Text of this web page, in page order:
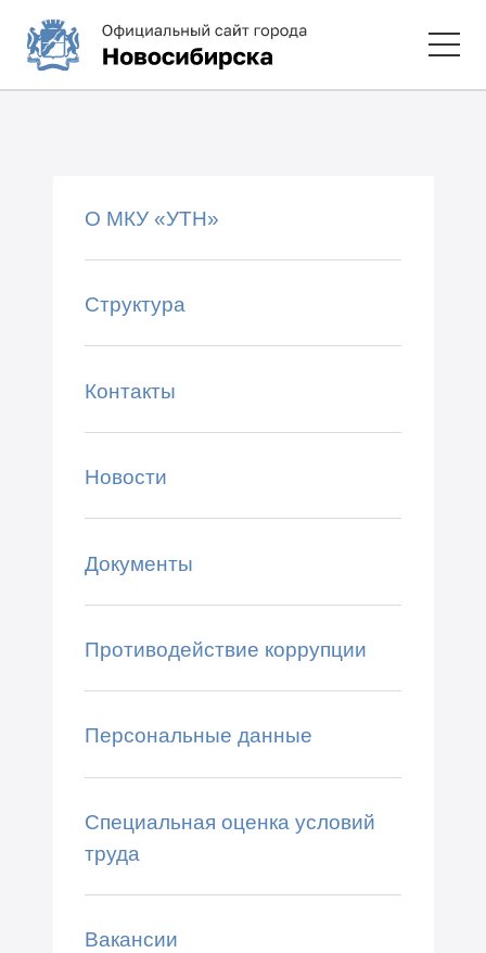
О МКУ «УТН»
Структура
Контакты
Новости
Документы
Противодействие коррупции
Персональные данные
Специальная оценка условий
труда
Вакансии